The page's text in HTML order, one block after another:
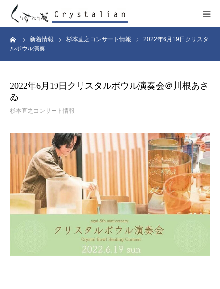
新着情報 杉本直之コンサート情報
2022年6月19日クリスタ
ルボウル演奏…
2022年6月19日クリスタルボウル演奏会＠川根あさ
ゐ
杉本直之コンサート情報
ヒーリング
コンサート
販売サイト